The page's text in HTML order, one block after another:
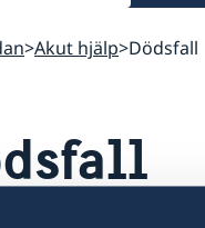
Akut hjälp Dödsfall